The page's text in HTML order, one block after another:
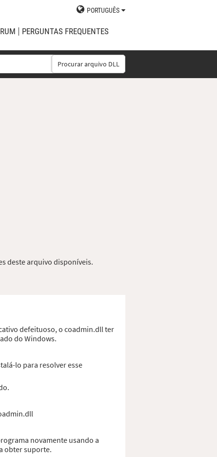
PORTUGUÊS
PERGUNTAS FREQUENTES
Procurar arquivo DLL
deste arquivo disponíveis.
defeituoso, o coadmin.dll ter
do Windows.
lo para resolver esse
novamente usando a
obter suporte.